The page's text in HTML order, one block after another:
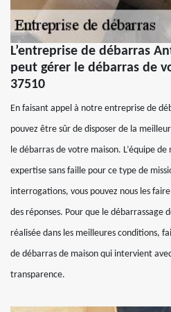
L’entreprise de débarras
peut gérer le débarras de
37510
En faisant appel à notre entreprise de
pouvez être sûr de disposer de la
le débarras de votre maison. L’équipe
expertise sans faille pour ce type de
interrogations, vous pouvez nous les
des réponses. Pour que le débarrassage
réalisée dans les meilleures conditions,
de débarras de maison qui intervient
transparence.